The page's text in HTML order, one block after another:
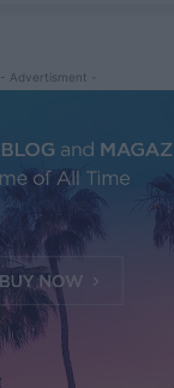
- Advertisment -